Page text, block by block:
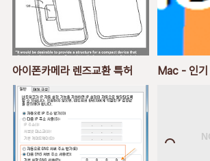
아이폰카메라 렌즈교환 특허 Mac - 인기